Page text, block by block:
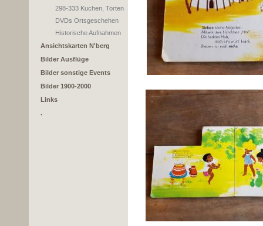
298-333 Kuchen, Torten
DVDs Ortsgeschehen
Historische Aufnahmen
Ansichtskarten N'berg
Bilder Ausflüge
Bilder sonstige Events
Bilder 1900-2000
Links
.